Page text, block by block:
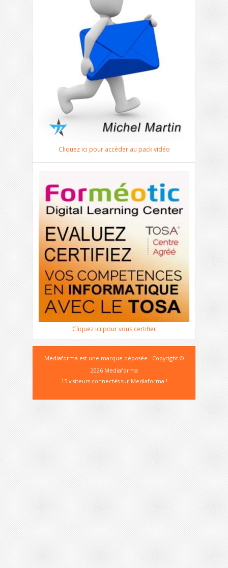
Cliquez ici pour accéder au pack vidéo
Cliquez ici pour vous certifier
Mediaforma est une marque déposée - Copyright ©
2026 Mediaforma
15 visiteurs connectés sur Mediaforma !